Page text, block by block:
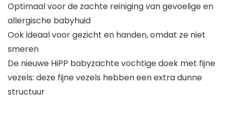
Optimaal voor de zachte reiniging van gevoelige en
allergische babyhuid
Ook ideaal voor gezicht en handen, omdat ze niet
smeren
De nieuwe HiPP babyzachte vochtige doek met fijne
vezels: deze fijne vezels hebben een extra dunne
structuur